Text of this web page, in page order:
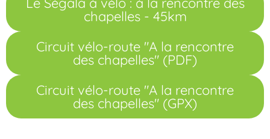
chapelles - 45km
Circuit vélo-route "A la rencontre
des chapelles" (PDF)
Circuit vélo-route "A la rencontre
des chapelles" (GPX)